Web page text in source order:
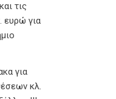
τις
ευρώ για
για
κλ.